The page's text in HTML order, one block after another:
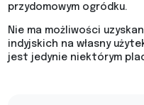
przydomowym ogródku.
Nie ma możliwości
indyjskich na własny
jest jedynie niektórym